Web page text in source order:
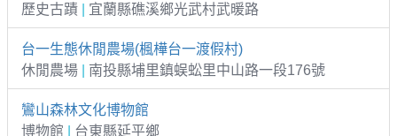
歷史古蹟
宜蘭縣礁溪鄉光武村武暖路
台一生態休閒農場(楓樺台一渡假村)
休閒農場
南投縣埔里鎮蜈蚣里中山路一段176號
鸞山森林文化博物館
博物館
台東縣延平鄉